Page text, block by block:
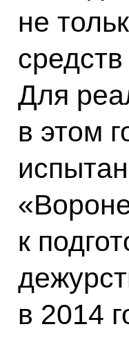
не
Для
в этом
к
в 2014